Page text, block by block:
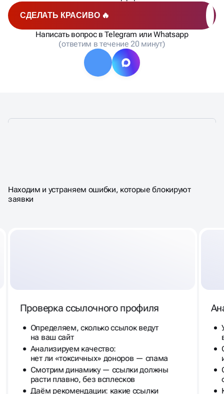
СДЕЛАТЬ КРАСИВО 🔥
Написать вопрос в Telegram или Whatsapp
(ответим в течение 20 минут)
ЧТО ВХОДИТ В SEO-АУДИТ
САЙТА
Находим и устраняем ошибки, которые блокируют
заявки
Проверка ссылочного профиля
Определяем, сколько ссылок ведут
на ваш сайт
Анализируем качество:
нет ли «токсичных» доноров — спама
Смотрим динамику — ссылки должны
расти плавно, без всплесков
Даём рекомендации: какие ссылки